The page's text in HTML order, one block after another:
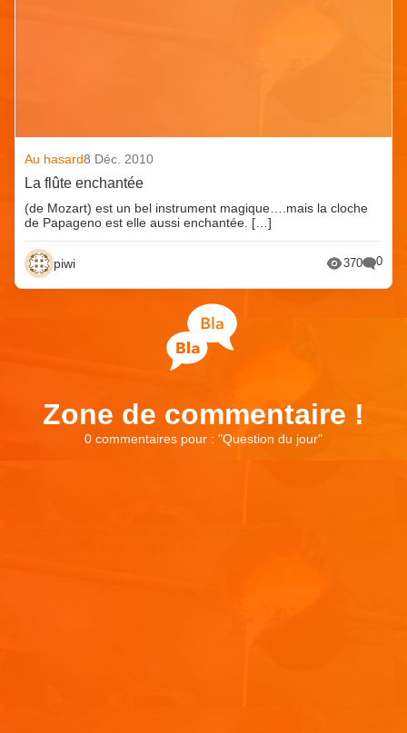
Au hasard8 Déc. 2010
La flûte enchantée
(de Mozart) est un bel instrument magique….mais la cloche
de Papageno est elle aussi enchantée. […]
piwi 370 0
Zone de commentaire !
0 commentaires pour : "Question du jour"